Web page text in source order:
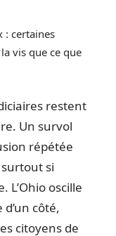
: certaines
vis que ce que
restent
Un survol
répétée
si
L’Ohio oscille
côté,
citoyens de